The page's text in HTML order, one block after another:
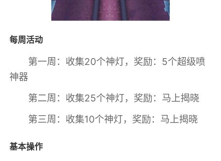
每周活动
第一周：收集20个神灯，奖励：5个超级喷
神器
第二周：收集25个神灯，奖励：马上揭晓
第三周：收集10个神灯，奖励：马上揭晓
基本操作